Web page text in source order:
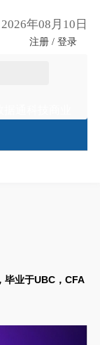
2026年08月10日
注册 / 登录
布局AI，分
其是被忽视
毕业于UBC，CFA